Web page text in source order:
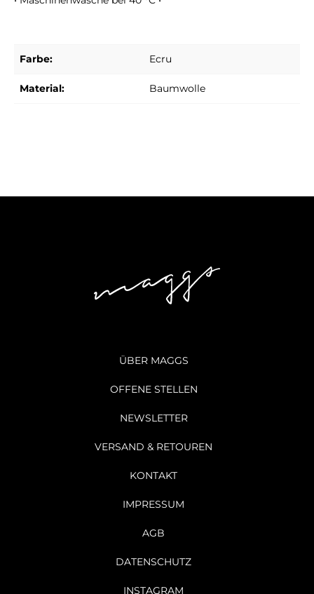
Farbe: Ecru
Material: Baumwolle
ÜBER MAGGS
OFFENE STELLEN
NEWSLETTER
VERSAND & RETOUREN
KONTAKT
IMPRESSUM
AGB
DATENSCHUTZ
INSTAGRAM